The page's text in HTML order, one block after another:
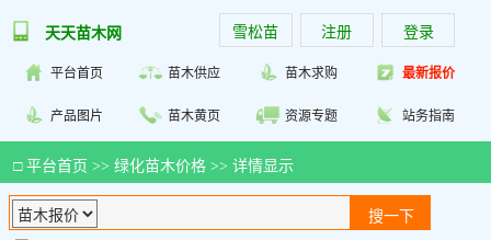
天天苗木网 雪松苗 注册 登录
平台首页 苗木供应 苗木求购 最新报价
产品图片 苗木黄页 资源专题 站务指南
□ 平台首页 >> 绿化苗木价格 >> 详情显示